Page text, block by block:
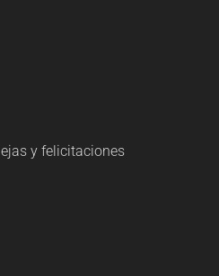
y felicitaciones